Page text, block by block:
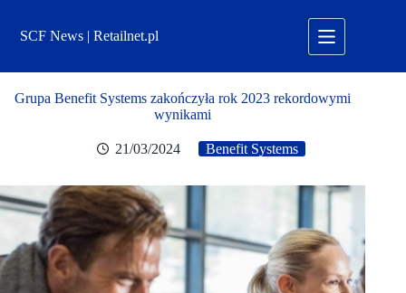
treściSCF News | Retailnet.pl
Grupa Benefit Systems zakończyła rok 2023 rekordowymi
wynikami
21/03/2024 Benefit Systems